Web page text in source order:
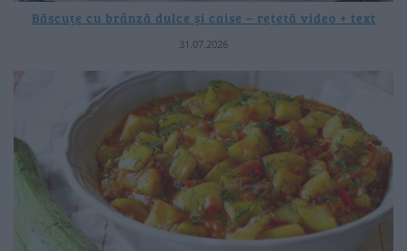
Băscuțe cu brânză dulce și caise – rețetă video + text
31.07.2026